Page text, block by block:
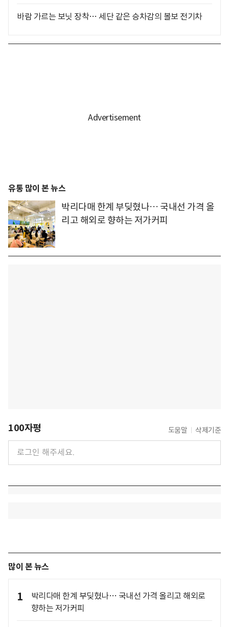
바람 가르는 보닛 장착… 세단 같은 승차감의 볼보 전기차
유통 많이 본 뉴스
박리다매 한계 부딪혔나… 국내선 가격 올
리고 해외로 향하는 저가커피
100자평 도움말 삭제기준
많이 본 뉴스
1
박리다매 한계 부딪혔나… 국내선 가격 올리고 해외로
향하는 저가커피